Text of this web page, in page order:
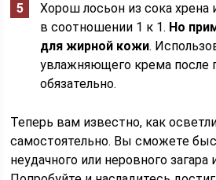
Хорош лосьон из сока
в соотношении 1 к 1. Но
для жирной кожи.
увлажняющего крема после
обязательно.
Теперь вам известно, как
самостоятельно. Вы сможете
неудачного или неровного загара